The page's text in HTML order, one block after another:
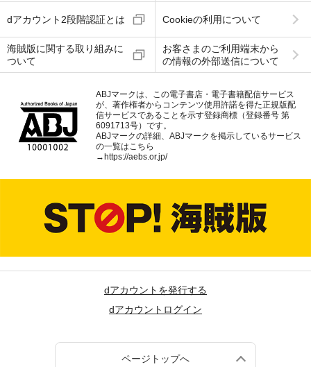
dアカウント2段階認証とは Cookieの利用について
海賊版に関する取り組みに
ついて
お客さまのご利用端末から
の情報の外部送信について
ABJマークは、この電子書店・電子書籍配信サービス
が、著作権者からコンテンツ使用許諾を得た正規版配
信サービスであることを示す登録商標（登録番号 第
6091713号）です。
ABJマークの詳細、ABJマークを掲示しているサービス
の一覧はこちら
→ https://aebs.or.jp/
dアカウントを発行する
dアカウントログイン
ページトップへ